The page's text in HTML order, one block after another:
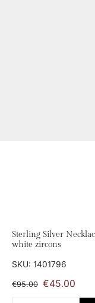
Sterling Silver
white zircons
SKU: 1401796
€95.00 €45.00